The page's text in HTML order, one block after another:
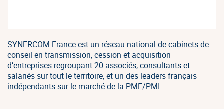
SYNERCOM France est un réseau national de cabinets de
conseil en transmission, cession et acquisition
d’entreprises regroupant 20 associés, consultants et
salariés sur tout le territoire, et un des leaders français
indépendants sur le marché de la PME/PMI.